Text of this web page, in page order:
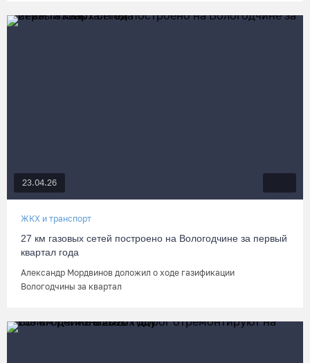
23.04.26
ЖКХ и транспорт
27 км газовых сетей построено на Вологодчине за первый
квартал года
Александр Мордвинов доложил о ходе газификации
Вологодчины за квартал